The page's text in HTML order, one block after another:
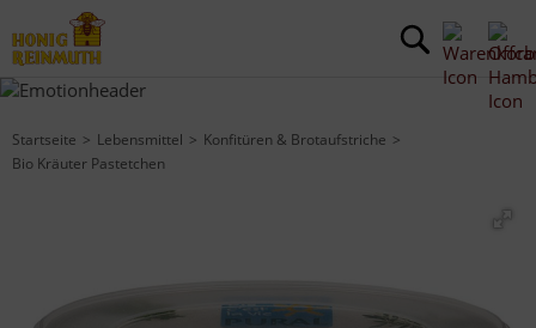
Startseite Lebensmittel
Konfitüren & Brotaufstriche
Bio Kräuter Pastetchen